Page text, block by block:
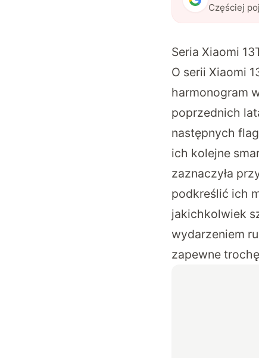
Częściej
Seria Xiaomi
O serii Xiaomi
harmonogram
poprzednich
następnych
ich kolejne
zaznaczyła
podkreślić ich
jakichkolwiek
wydarzeniem
zapewne